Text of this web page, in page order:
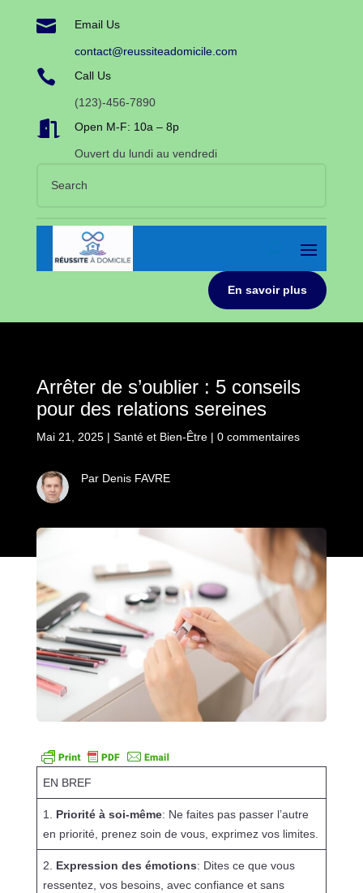
 Email Us
contact@reussiteadomicile.com
 Call Us
(123)-456-7890
 Open M-F: 10a – 8p
Ouvert du lundi au vendredi
En savoir plus
Arrêter de s’oublier : 5 conseils
pour des relations sereines
Mai 21, 2025| Santé et Bien-Être| 0 commentaires
Par Denis FAVRE
EN BREF
1. Priorité à soi-même: Ne faites pas passer l’autre
en priorité, prenez soin de vous, exprimez vos limites.
2. Expression des émotions: Dites ce que vous
ressentez, vos besoins, avec confiance et sans